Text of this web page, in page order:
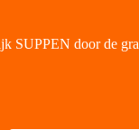
SUPPEN door de